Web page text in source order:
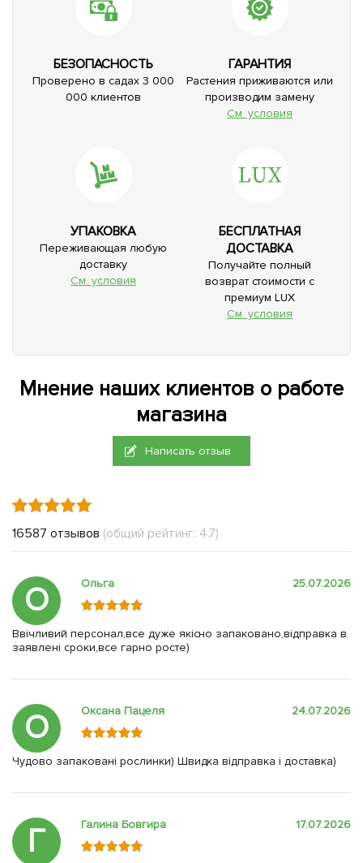
БЕЗОПАСНОСТЬ
Проверено в садах 3 000
000 клиентов
ГАРАНТИЯ
Растения приживаются или
производим замену
См. условия
УПАКОВКА
Переживающая любую
доставку
См. условия
БЕСПЛАТНАЯ
ДОСТАВКА
Получайте полный
возврат стоимости с
премиум LUX
См. условия
Мнение наших клиентов о работе
магазина
Написать отзыв
16587 отзывов (общий рейтинг: 4.7)
О Ольга 25.07.2026
Ввічливий персонал,все дуже якісно запаковано,відправка в
заявлені сроки,все гарно росте)
О Оксана Пацеля 24.07.2026
Чудово запаковані рослинки) Швидка відправка і доставка)
Г Галина Бовгира 17.07.2026